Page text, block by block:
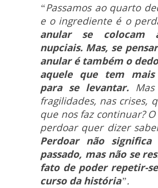
“Passamos ao quarto
e o ingrediente é o
anular se colocam
nupciais. Mas, se
anular é também o
aquele que tem mais
para se levantar.
fragilidades, nas crises,
que nos faz continuar?
perdoar quer dizer
Perdoar não significa
passado, mas não se
fato de poder repetir-
curso da história”.